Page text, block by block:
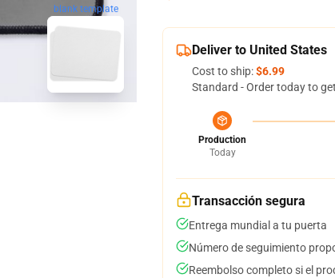
blank template
Deliver to United States
Cost to ship:$6.99
Standard - Order today to
Production
Today
Transacción segura
Entrega mundial a tu puerta
Número de seguimiento
Reembolso completo si el